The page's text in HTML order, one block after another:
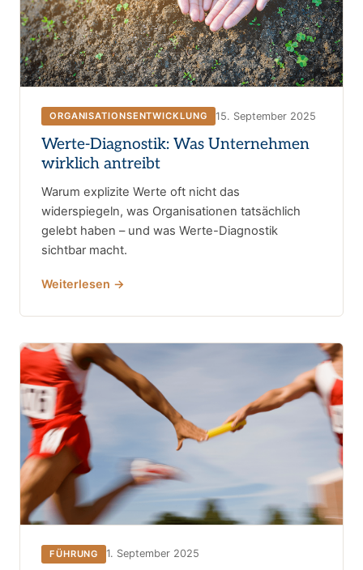
ORGANISATIONSENTWICKLUNG 15. September 2025
Werte-Diagnostik: Was Unternehmen
wirklich antreibt
Warum explizite Werte oft nicht das
widerspiegeln, was Organisationen tatsächlich
gelebt haben – und was Werte-Diagnostik
sichtbar macht.
Weiterlesen →
FÜHRUNG 1. September 2025